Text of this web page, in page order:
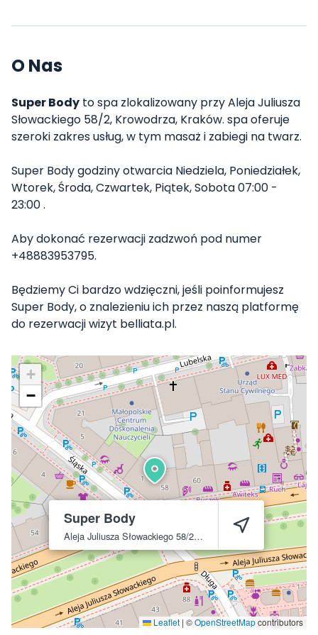
O Nas
Super Body to spa zlokalizowany przy Aleja Juliusza
Słowackiego 58/2, Krowodrza, Kraków. spa oferuje
szeroki zakres usług, w tym masaż i zabiegi na twarz.
Super Body godziny otwarcia Niedziela, Poniedziałek,
Wtorek, Środa, Czwartek, Piątek, Sobota 07:00 -
23:00 .
Aby dokonać rezerwacji zadzwoń pod numer
+48883953795.
Będziemy Ci bardzo wdzięczni, jeśli poinformujesz
Super Body, o znalezieniu ich przez naszą platformę
do rezerwacji wizyt belliata.pl.
Super Body
Aleja Juliusza Słowackiego 58/2Kraków 30-003
+
−
Leaflet | ©OpenStreetMapcontributors